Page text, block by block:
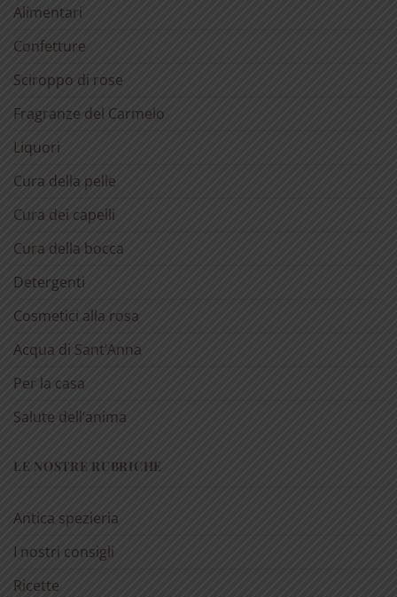
Alimentari
Confetture
Sciroppo di rose
Fragranze del Carmelo
Liquori
Cura della pelle
Cura dei capelli
Cura della bocca
Detergenti
Cosmetici alla rosa
Acqua di Sant’Anna
Per la casa
Salute dell’anima
LE NOSTRE RUBRICHE
Antica spezieria
I nostri consigli
Ricette